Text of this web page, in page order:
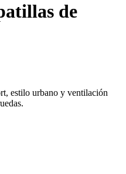
de
estilo urbano y ventilación